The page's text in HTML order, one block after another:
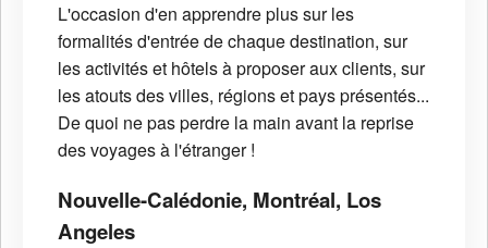
L'occasion d'en apprendre plus sur les
formalités d'entrée de chaque destination, sur
les activités et hôtels à proposer aux clients, sur
les atouts des villes, régions et pays présentés...
De quoi ne pas perdre la main avant la reprise
des voyages à l'étranger !
Nouvelle-Calédonie, Montréal, Los
Angeles